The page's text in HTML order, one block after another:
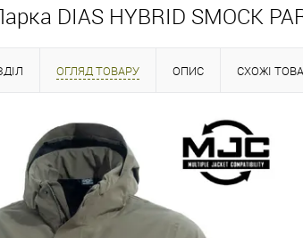
DIAS HYBRID SMOCK
ОГЛЯД ТОВАРУ ОПИС СХОЖІ